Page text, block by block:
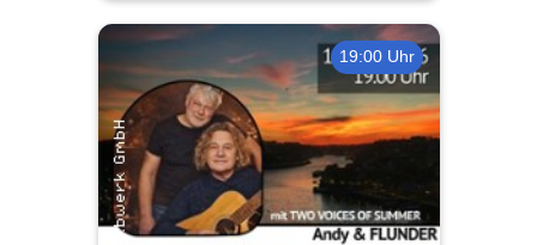
19:00 Uhr